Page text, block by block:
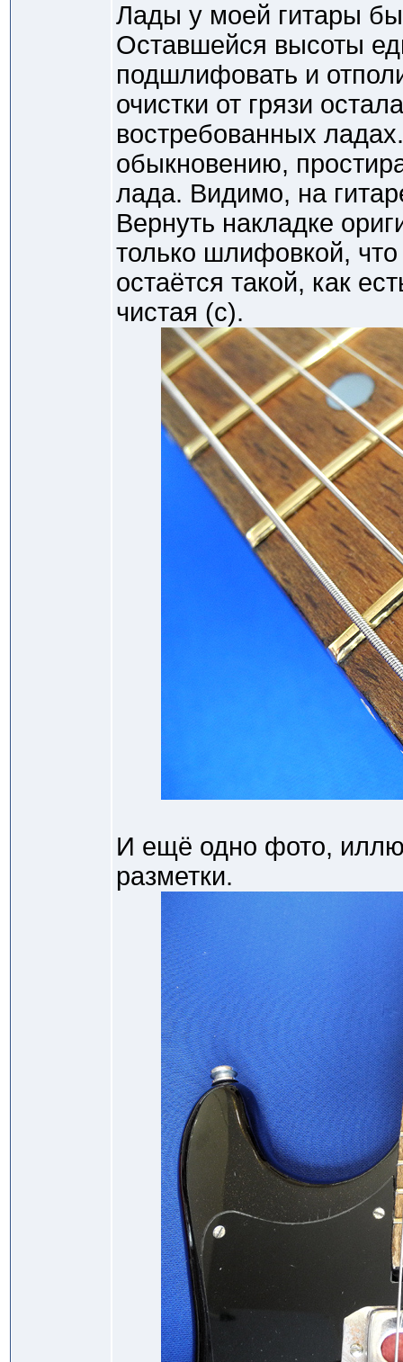
Лады у моей гитары
Оставшейся высоты
подшлифовать и
очистки от грязи
востребованных
обыкновению,
лада. Видимо, на
Вернуть накладке
только шлифовкой,
остаётся такой, как
чистая (с).
И ещё одно фото,
разметки.